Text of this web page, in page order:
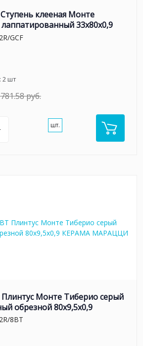
Ступень клееная Монте
33x80x0,9
GCF
2шт
руб.
шт.
Плинтус Монте Тиберио серый
обрезной 80x9,5x0,9
8BT